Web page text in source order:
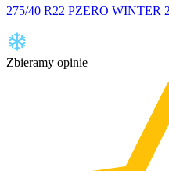
275/40 R22 PZERO WINTER
Zbieramy opinie